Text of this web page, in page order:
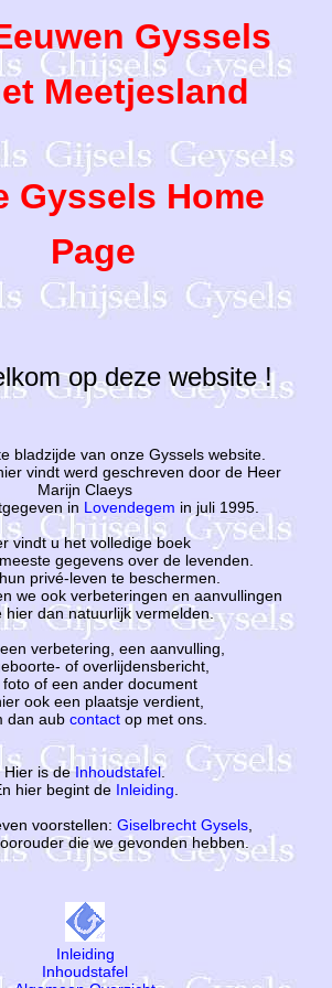
Gyssels
Meetjesland
Gyssels Home
Page
op deze website !
bladzijde van onze Gyssels website.
vindt werd geschreven door de Heer
Marijn Claeys
in Lovendegem in juli 1995.
vindt u het volledige boek
gegevens over de levenden.
privé-leven te beschermen.
we ook verbeteringen en aanvullingen
hier dan natuurlijk vermelden.
verbetering, een aanvulling,
of overlijdensbericht,
foto of een ander document
ook een plaatsje verdient,
dan aub contactop met ons.
Hier is deInhoudstafel.
hier begint de Inleiding
voorstellen: Giselbrecht Gysels,
die we gevonden hebben.
Inleiding
Inhoudstafel